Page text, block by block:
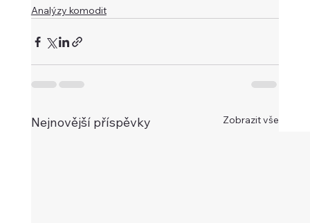
Analýzy komodit
Nejnovější příspěvky Zobrazit vše